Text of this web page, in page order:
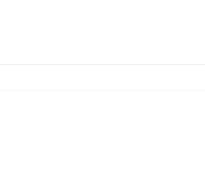
警察庁がDXを推進中…優良運転者講習のオン